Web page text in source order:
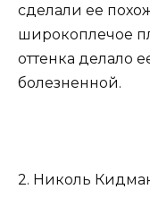
сделали ее
широкоплечое
оттенка делало
болезненной.
2. Николь